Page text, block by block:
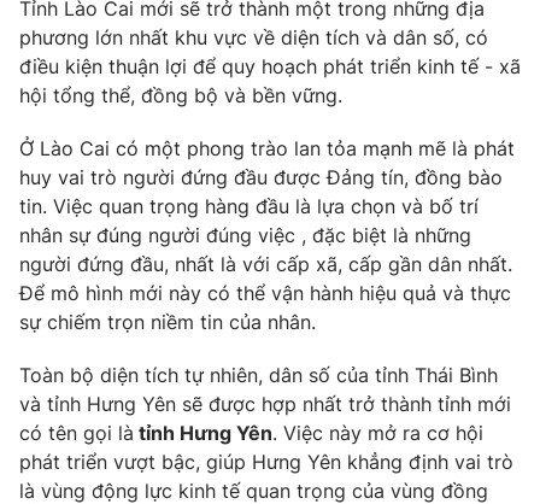
Tỉnh Lào Cai mới sẽ trở thành một trong những địa
phương lớn nhất khu vực về diện tích và dân số, có
điều kiện thuận lợi để quy hoạch phát triển kinh tế - xã
hội tổng thể, đồng bộ và bền vững.
Ở Lào Cai có một phong trào lan tỏa mạnh mẽ là phát
huy vai trò người đứng đầu được Đảng tín, đồng bào
tin. Việc quan trọng hàng đầu là lựa chọn và bố trí
nhân sự đúng người đúng việc , đặc biệt là những
người đứng đầu, nhất là với cấp xã, cấp gần dân nhất.
Để mô hình mới này có thể vận hành hiệu quả và thực
sự chiếm trọn niềm tin của nhân.
Toàn bộ diện tích tự nhiên, dân số của tỉnh Thái Bình
và tỉnh Hưng Yên sẽ được hợp nhất trở thành tỉnh mới
có tên gọi là tỉnh Hưng Yên. Việc này mở ra cơ hội
phát triển vượt bậc, giúp Hưng Yên khẳng định vai trò
là vùng động lực kinh tế quan trọng của vùng đồng